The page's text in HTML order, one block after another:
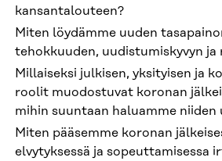
kansantalouteen?
Miten löydämme uuden
tehokkuuden, uudistumiskyvyn ja
Millaiseksi julkisen, yksityisen ja
roolit muodostuvat koronan
mihin suuntaan haluamme niiden
Miten pääsemme koronan
elvytyksessä ja sopeuttamisessa